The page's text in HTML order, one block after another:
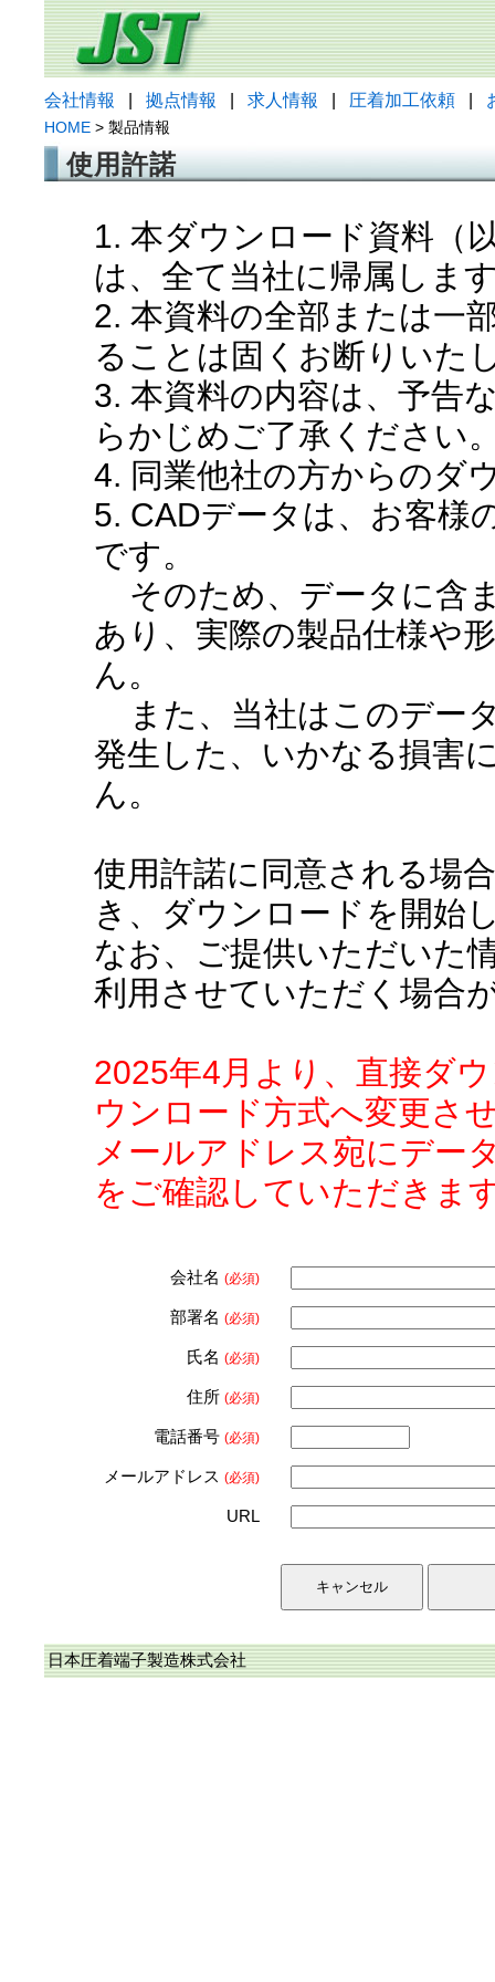
会社情報 拠点情報 求人情報 圧着加工依頼
HOME > 製品情報
使用許諾
1. 本ダウンロード資料（
は、全て当社に帰属しま
2. 本資料の全部または一
ることは固くお断りいた
3. 本資料の内容は、予告
らかじめご了承ください
4. 同業他社の方からのダ
5. CADデータは、お客様
です。
そのため、データに含
あり、実際の製品仕様や
ん。
また、当社はこのデー
発生した、いかなる損害
ん。
使用許諾に同意される場
き、ダウンロードを開始
なお、ご提供いただいた
利用させていただく場合
2025年4月より、直接ダ
ウンロード方式へ変更さ
メールアドレス宛にデー
をご確認していただきま
会社名 (必須)
部署名 (必須)
氏名 (必須)
住所 (必須)
電話番号 (必須)
メールアドレス (必須)
URL
日本圧着端子製造株式会社